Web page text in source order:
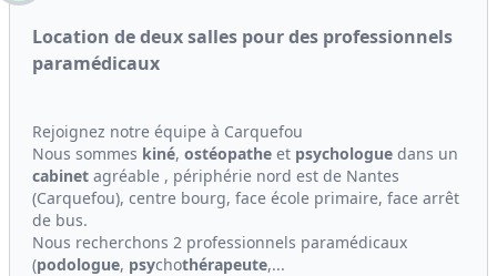
Location de deux salles pour des professionnels
paramédicaux
Rejoignez notre équipe à Carquefou
Nous sommes kiné, ostéopathe et psychologue dans un
cabinet agréable , périphérie nord est de Nantes
(Carquefou), centre bourg, face école primaire, face arrêt
de bus.
Nous recherchons 2 professionnels paramédicaux
(podologue, psychothérapeute,...